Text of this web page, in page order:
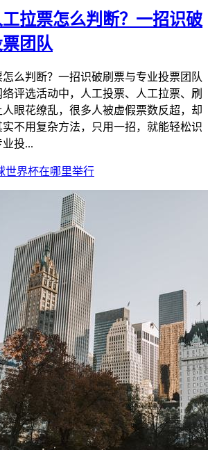
拉票怎么判断？一招识破
团队
么判断？一招识破刷票与专业投票团队
评选活动中，人工投票、人工拉票、刷
眼花缭乱，很多人被虚假票数反超，却
不用复杂方法，只用一招，就能轻松识
投...
世界杯在哪里举行